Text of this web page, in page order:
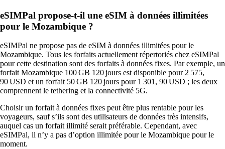
eSIMPal propose-t-il une eSIM à données illimitées
pour le Mozambique ?
eSIMPal ne propose pas de eSIM à données illimitées pour le
Mozambique. Tous les forfaits actuellement répertoriés chez eSIMPal
pour cette destination sont des forfaits à données fixes. Par exemple, un
forfait Mozambique 100 GB 120 jours est disponible pour 2 575,
90 USD et un forfait 50 GB 120 jours pour 1 301, 90 USD ; les deux
comprennent le tethering et la connectivité 5G.
Choisir un forfait à données fixes peut être plus rentable pour les
voyageurs, sauf s’ils sont des utilisateurs de données très intensifs,
auquel cas un forfait illimité serait préférable. Cependant, avec
eSIMPal, il n’y a pas d’option illimitée pour le Mozambique pour le
moment.